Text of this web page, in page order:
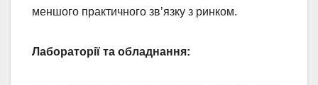
меншого практичного зв’язку з ринком.
Лабораторії та обладнання: